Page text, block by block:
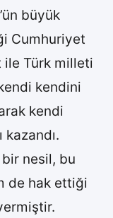
büyük
Cumhuriyet
ile Türk milleti
kendini
kendi
kazandı.
bir nesil, bu
de hak ettiği